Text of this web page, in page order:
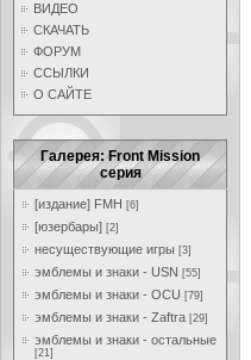
ВИДЕО
СКАЧАТЬ
ФОРУМ
ССЫЛКИ
О САЙТЕ
Галерея: Front Mission
серия
[издание] FMH [6]
[юзербары] [2]
несуществующие игры [3]
эмблемы и знаки - USN [55]
эмблемы и знаки - OCU [79]
эмблемы и знаки - Zaftra [29]
эмблемы и знаки - остальные
[21]